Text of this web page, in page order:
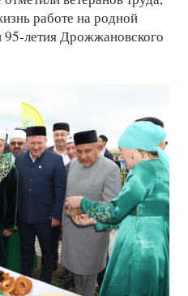
работе на родной
летия Дрожжановского